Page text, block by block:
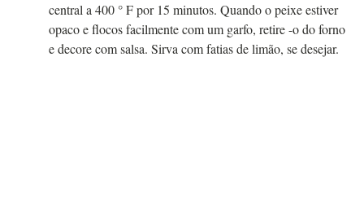
central a 400 ° F por 15 minutos. Quando o peixe estiver
opaco e flocos facilmente com um garfo, retire -o do forno
e decore com salsa. Sirva com fatias de limão, se desejar.